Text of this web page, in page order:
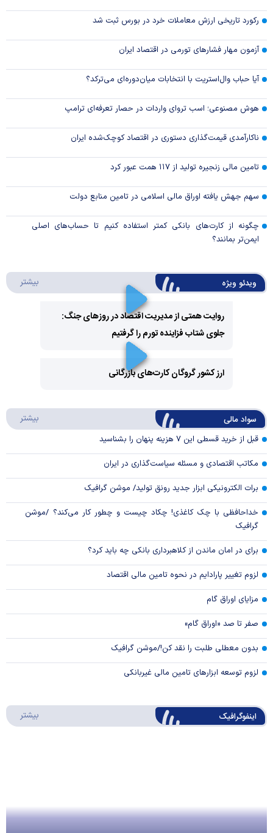
رکورد تاریخی ارزش معاملات خرد در بورس ثبت شد
آزمون مهار فشار‌های تورمی در اقتصاد ایران
آیا حباب وال‌استریت با انتخابات میان‌دوره‌ای می‌ترکد؟
هوش مصنوعی؛ اسب تروای واردات در حصار تعرفه‌ای ترامپ
ناکارآمدی قیمت‌گذاری دستوری در اقتصاد کوچک‌شده ایران
تامین مالی زنجیره تولید از ۱۱۷ همت عبور کرد
سهم جهش یافته اوراق مالی اسلامی در تامین منابع دولت
چگونه از کارت‌های بانکی کمتر استفاده کنیم تا حساب‌های اصلی
ایمن‌تر بمانند؟
ویدئو ویژه بیشتر
Play
Video
روایت همتی از مدیریت اقتصاد در روزهای جنگ:
جلوی شتاب فزاینده تورم را گرفتیم
Video
ارز کشور گروگان کارت‌های بازرگانی
سواد مالی بیشتر
قبل از خرید قسطی این ۷ هزینه پنهان را بشناسید
مکاتب اقتصادی و مسئله سیاست‌گذاری در ایران
برات الکترونیکی ابزار جدید رونق تولید/ موشن گرافیک
خداحافظی با چک کاغذی! چکاد چیست و چطور کار می‌کند؟ /موشن
گرافیک
برای در امان ماندن از کلاهبرداری بانکی چه باید کرد؟
لزوم تغییر پارادایم در نحوه تامین مالی اقتصاد
مزایای اوراق گام
صفر تا صد «اوراق گام»
بدون معطلی طلبت را نقد کن!/موشن گرافیک
لزوم توسعه ابزارهای تامین مالی غیربانکی
اینفوگرافیک بیشتر